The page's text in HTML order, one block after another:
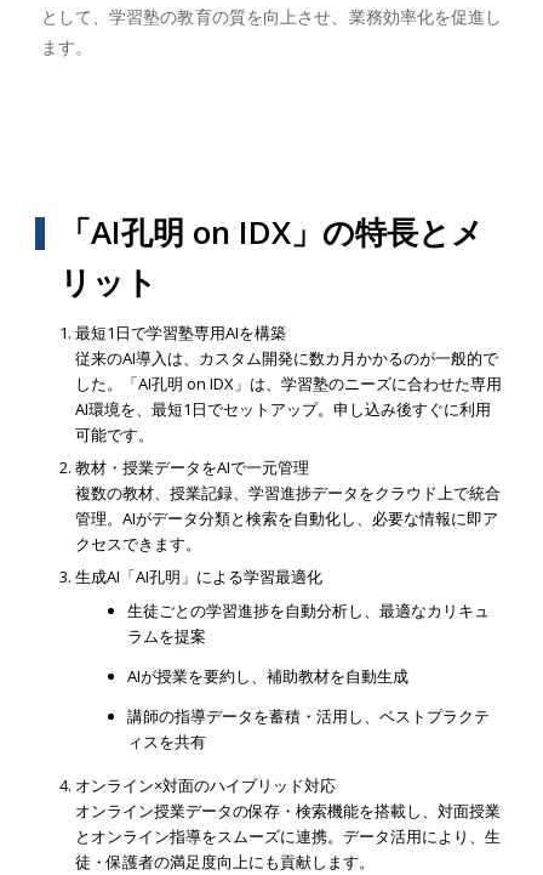
として、学習塾の教育の質を向上させ、業務効率化を促進し
ます。
「AI孔明 on IDX」の特長とメ
リット
最短1日で学習塾専用AIを構築
従来のAI導入は、カスタム開発に数カ月かかるのが一般的で
した。「AI孔明 on IDX」は、学習塾のニーズに合わせた専用
AI環境を、最短1日でセットアップ。申し込み後すぐに利用
可能です。
教材・授業データをAIで一元管理
複数の教材、授業記録、学習進捗データをクラウド上で統合
管理。AIがデータ分類と検索を自動化し、必要な情報に即ア
クセスできます。
生成AI「AI孔明」による学習最適化
生徒ごとの学習進捗を自動分析し、最適なカリキュ
ラムを提案
AIが授業を要約し、補助教材を自動生成
講師の指導データを蓄積・活用し、ベストプラクテ
ィスを共有
オンライン×対面のハイブリッド対応
オンライン授業データの保存・検索機能を搭載し、対面授業
とオンライン指導をスムーズに連携。データ活用により、生
徒・保護者の満足度向上にも貢献します。